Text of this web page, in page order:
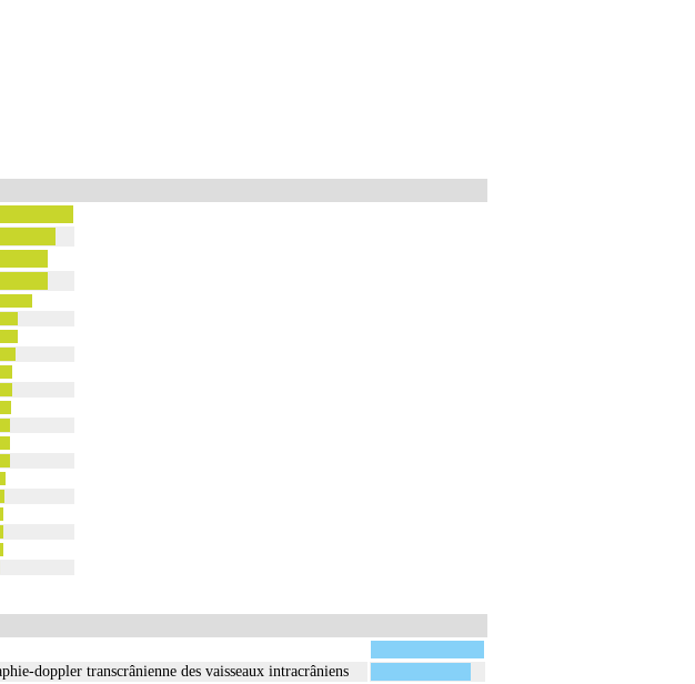
doppler transcrânienne des vaisseaux intracrâniens